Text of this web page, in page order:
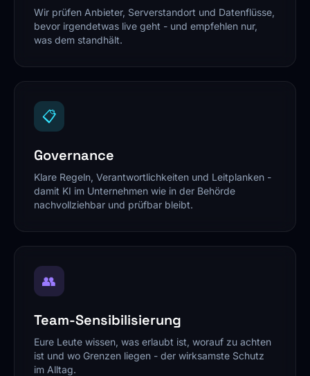
Wir prüfen Anbieter, Serverstandort und Datenflüsse,
bevor irgendetwas live geht - und empfehlen nur,
was dem standhält.
📋
Governance
Klare Regeln, Verantwortlichkeiten und Leitplanken -
damit KI im Unternehmen wie in der Behörde
nachvollziehbar und prüfbar bleibt.
👥
Team-Sensibilisierung
Eure Leute wissen, was erlaubt ist, worauf zu achten
ist und wo Grenzen liegen - der wirksamste Schutz
im Alltag.